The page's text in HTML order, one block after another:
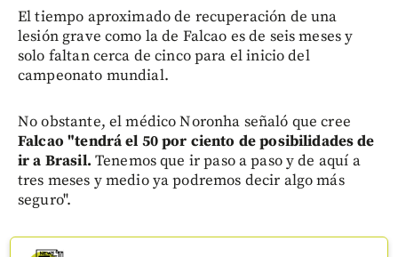
El tiempo aproximado de recuperación de una
lesión grave como la de Falcao es de seis meses y
solo faltan cerca de cinco para el inicio del
campeonato mundial.
No obstante, el médico Noronha señaló que cree
Falcao "tendrá el 50 por ciento de posibilidades de
ir a Brasil. Tenemos que ir paso a paso y de aquí a
tres meses y medio ya podremos decir algo más
seguro".